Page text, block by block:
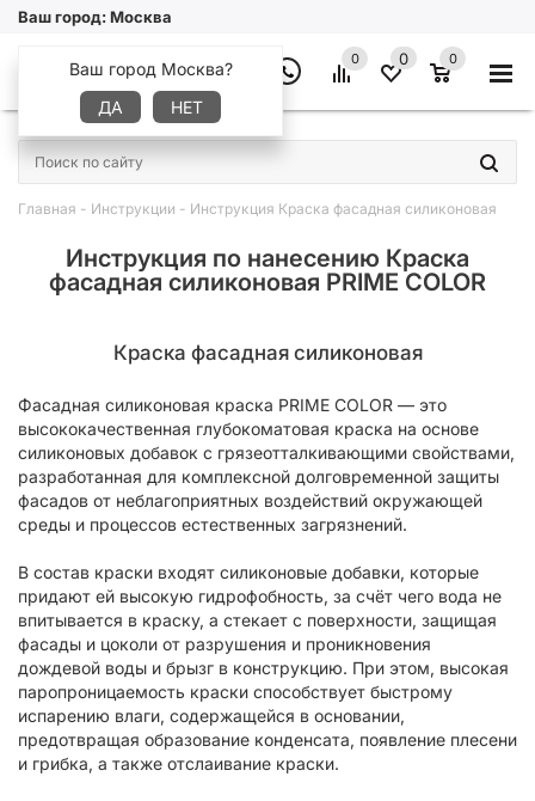
Ваш город:Москва
Ваш город Москва?
ДА
НЕТ
0 0 0
×
Главная - Инструкции - Инструкция Краска фасадная силиконовая
Инструкция по нанесению Краска
фасадная силиконовая PRIME COLOR
Краска фасадная силиконовая
Фасадная силиконовая краска PRIME COLOR — это
высококачественная глубокоматовая краска на основе
силиконовых добавок с грязеотталкивающими свойствами,
разработанная для комплексной долговременной защиты
фасадов от неблагоприятных воздействий окружающей
среды и процессов естественных загрязнений.
В состав краски входят силиконовые добавки, которые
придают ей высокую гидрофобность, за счёт чего вода не
впитывается в краску, а стекает с поверхности, защищая
фасады и цоколи от разрушения и проникновения
дождевой воды и брызг в конструкцию. При этом, высокая
паропроницаемость краски способствует быстрому
испарению влаги, содержащейся в основании,
предотвращая образование конденсата, появление плесени
и грибка, а также отслаивание краски.